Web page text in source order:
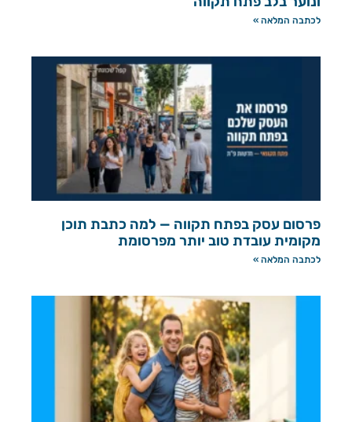
לכתבה המלאה »
פרסום עסק בפתח תקווה — למה כתבת תוכן
מקומית עובדת טוב יותר מפרסומת
לכתבה המלאה »